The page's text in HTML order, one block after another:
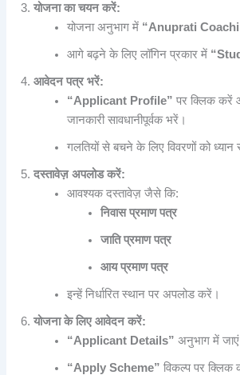
योजना का चयन करें:
योजना अनुभाग में “Anuprati
आगे बढ़ने के लिए लॉगिन प्रकार में
आवेदन पत्र भरें:
“Applicant Profile” पर क्लिक करें
जानकारी सावधानीपूर्वक भरें।
गलतियों से बचने के लिए विवरणों को ध्यान
दस्तावेज़ अपलोड करें:
आवश्यक दस्तावेज़ जैसे कि:
निवास प्रमाण पत्र
जाति प्रमाण पत्र
आय प्रमाण पत्र
इन्हें निर्धारित स्थान पर अपलोड करें।
योजना के लिए आवेदन करें:
“Applicant Details” अनुभाग में
“Apply Scheme” विकल्प पर क्लिक